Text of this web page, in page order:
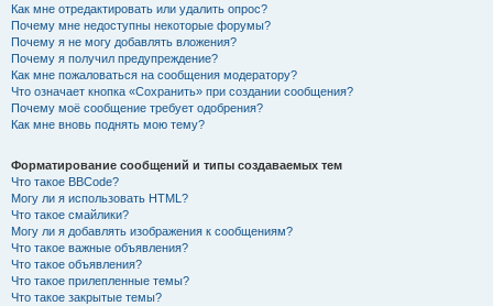
Как мне отредактировать или удалить опрос?
Почему мне недоступны некоторые форумы?
Почему я не могу добавлять вложения?
Почему я получил предупреждение?
Как мне пожаловаться на сообщения модератору?
Что означает кнопка «Сохранить» при создании сообщения?
Почему моё сообщение требует одобрения?
Как мне вновь поднять мою тему?
Форматирование сообщений и типы создаваемых тем
Что такое BBCode?
Могу ли я использовать HTML?
Что такое смайлики?
Могу ли я добавлять изображения к сообщениям?
Что такое важные объявления?
Что такое объявления?
Что такое прилепленные темы?
Что такое закрытые темы?